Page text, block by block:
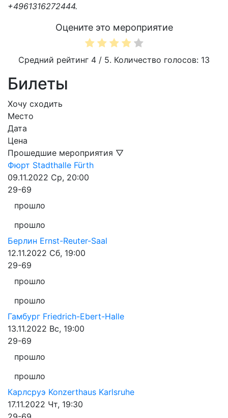
+4961316272444.
Оцените это мероприятие
Средний рейтинг 4 / 5. Количество голосов: 13
Билеты
Хочу сходить
Место
Дата
Цена
Прошедшие мероприятия ▽
Фюрт Stadthalle Fürth
09.11.2022 Ср, 20:00
29-69
прошло
прошло
Берлин Ernst-Reuter-Saal
12.11.2022 Сб, 19:00
29-69
прошло
прошло
Гамбург Friedrich-Ebert-Halle
13.11.2022 Вс, 19:00
29-69
прошло
прошло
Карлсруэ Konzerthaus Karlsruhe
17.11.2022 Чт, 19:30